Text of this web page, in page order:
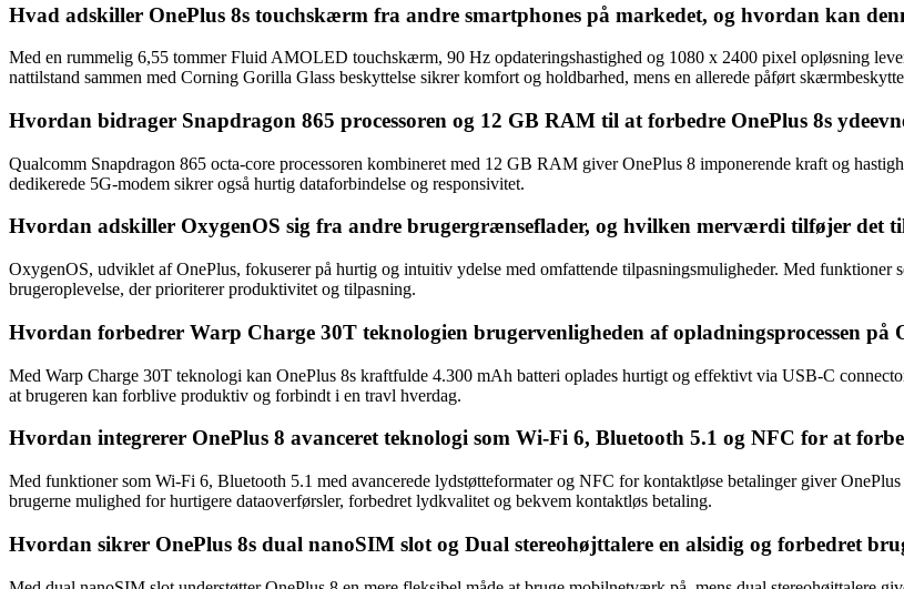
Hvad adskiller OnePlus 8s touchskærm fra andre smartphones på markedet, og hvordan kan
Med en rummelig 6,55 tommer Fluid AMOLED touchskærm, 90 Hz opdateringshastighed og 1080 x 2400 pixel opløsning
nattilstand sammen med Corning Gorilla Glass beskyttelse sikrer komfort og holdbarhed, mens en allerede påført
Hvordan bidrager Snapdragon 865 processoren og 12 GB RAM til at forbedre OnePlus 8s
Qualcomm Snapdragon 865 octa-core processoren kombineret med 12 GB RAM giver OnePlus 8 imponerende kraft og
dedikerede 5G-modem sikrer også hurtig dataforbindelse og responsivitet.
Hvordan adskiller OxygenOS sig fra andre brugergrænseflader, og hvilken merværdi tilføjer det
OxygenOS, udviklet af OnePlus, fokuserer på hurtig og intuitiv ydelse med omfattende tilpasningsmuligheder. Med
brugeroplevelse, der prioriterer produktivitet og tilpasning.
Hvordan forbedrer Warp Charge 30T teknologien brugervenligheden af opladningsprocessen på
Med Warp Charge 30T teknologi kan OnePlus 8s kraftfulde 4.300 mAh batteri oplades hurtigt og effektivt via USB-C
at brugeren kan forblive produktiv og forbindt i en travl hverdag.
Hvordan integrerer OnePlus 8 avanceret teknologi som Wi-Fi 6, Bluetooth 5.1 og NFC for at
Med funktioner som Wi-Fi 6, Bluetooth 5.1 med avancerede lydstøtteformater og NFC for kontaktløse betalinger giver
brugerne mulighed for hurtigere dataoverførsler, forbedret lydkvalitet og bekvem kontaktløs betaling.
Hvordan sikrer OnePlus 8s dual nanoSIM slot og Dual stereohøjttalere en alsidig og forbedret